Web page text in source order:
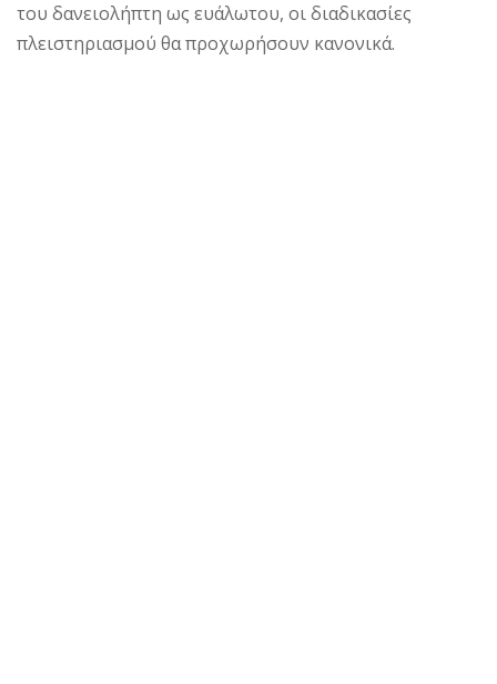
του δανειολήπτη ως ευάλωτου, οι διαδικασίες
πλειστηριασμού θα προχωρήσουν κανονικά.